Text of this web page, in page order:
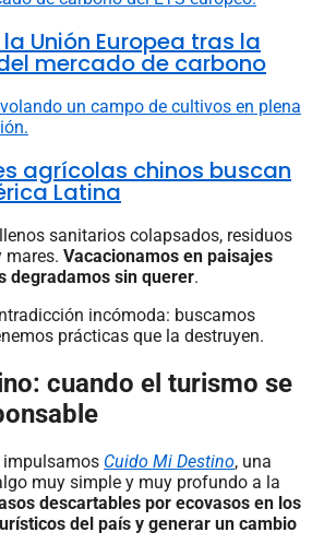
Unión Europea tras la
mercado de carbono
agrícolas chinos buscan
Latina
sanitarios colapsados, residuos
mares. Vacacionamos en paisajes
degradamos sin querer.
incómoda: buscamos
prácticas que la destruyen.
cuando el turismo se
impulsamos Cuido Mi Destino, una
muy simple y muy profundo a la
descartables por ecovasos en los
del país y generar un cambio